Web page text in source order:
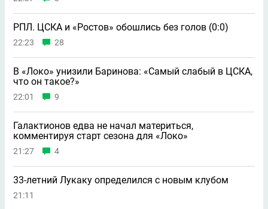
РПЛ. ЦСКА и «Ростов» обошлись без голов (0:0)
22:23 28
В «Локо» унизили Баринова: «Самый слабый в ЦСКА,
что он такое?»
22:01 9
Галактионов едва не начал материться,
комментируя старт сезона для «Локо»
21:27 4
33-летний Лукаку определился с новым клубом
21:11